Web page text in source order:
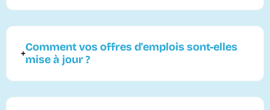
Comment vos offres d'emplois sont-elles
mise à jour ?